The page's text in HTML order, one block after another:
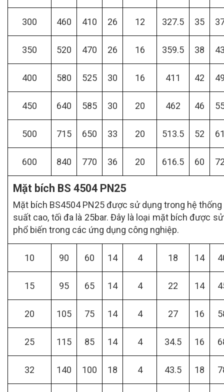
300 460 410 26 12 327.5 35
350 520 470 26 16 359.5 38
400 580 525 30 16 411 42
450 640 585 30 20 462 46
500 715 650 33 20 513.5 52
600 840 770 36 20 616.5 60
Mặt bích BS 4504 PN25
Mặt bích BS4504 PN25 được sử dụng trong hệ thống
suất cao, tối đa là 25bar. Đây là loại mặt bích được
phổ biến trong các ứng dụng công nghiệp.
10 90 60 14 4 18 14
15 95 65 14 4 22 14
20 105 75 14 4 27 16
25 115 85 14 4 34.5 16
32 140 100 18 4 43.5 18